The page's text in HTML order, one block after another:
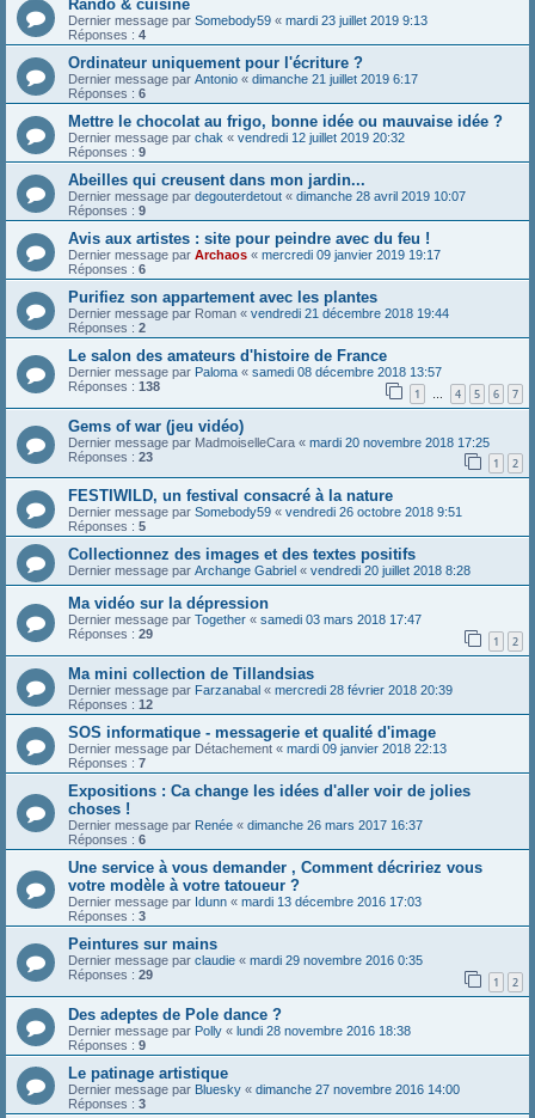
Rando & cuisine
Dernier message par Somebody59 « mardi 23 juillet 2019 9:13
Réponses : 4
Ordinateur uniquement pour l'écriture ?
Dernier message par Antonio « dimanche 21 juillet 2019 6:17
Réponses : 6
Mettre le chocolat au frigo, bonne idée ou mauvaise idée ?
Dernier message par chak « vendredi 12 juillet 2019 20:32
Réponses : 9
Abeilles qui creusent dans mon jardin...
Dernier message par degouterdetout « dimanche 28 avril 2019 10:07
Réponses : 9
Avis aux artistes : site pour peindre avec du feu !
Dernier message par Archaos « mercredi 09 janvier 2019 19:17
Réponses : 6
Purifiez son appartement avec les plantes
Dernier message par Roman « vendredi 21 décembre 2018 19:44
Réponses : 2
Le salon des amateurs d'histoire de France
Dernier message par Paloma « samedi 08 décembre 2018 13:57
Réponses : 138 1 … 4 5 6 7
Gems of war (jeu vidéo)
Dernier message par MadmoiselleCara « mardi 20 novembre 2018 17:25
Réponses : 23 1 2
FESTIWILD, un festival consacré à la nature
Dernier message par Somebody59 « vendredi 26 octobre 2018 9:51
Réponses : 5
Collectionnez des images et des textes positifs
Dernier message par Archange Gabriel « vendredi 20 juillet 2018 8:28
Ma vidéo sur la dépression
Dernier message par Together « samedi 03 mars 2018 17:47
Réponses : 29 1 2
Ma mini collection de Tillandsias
Dernier message par Farzanabal « mercredi 28 février 2018 20:39
Réponses : 12
SOS informatique - messagerie et qualité d'image
Dernier message par Détachement « mardi 09 janvier 2018 22:13
Réponses : 7
Expositions : Ca change les idées d'aller voir de jolies
choses !
Dernier message par Renée « dimanche 26 mars 2017 16:37
Réponses : 6
Une service à vous demander , Comment décririez vous
votre modèle à votre tatoueur ?
Dernier message par Idunn « mardi 13 décembre 2016 17:03
Réponses : 3
Peintures sur mains
Dernier message par claudie « mardi 29 novembre 2016 0:35
Réponses : 29 1 2
Des adeptes de Pole dance ?
Dernier message par Polly « lundi 28 novembre 2016 18:38
Réponses : 9
Le patinage artistique
Dernier message par Bluesky « dimanche 27 novembre 2016 14:00
Réponses : 3